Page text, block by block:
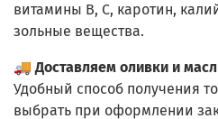
витамины В, С, каротин,
зольные вещества.
🚚Доставляем оливки и
Удобный способ получения
выбрать при оформлении